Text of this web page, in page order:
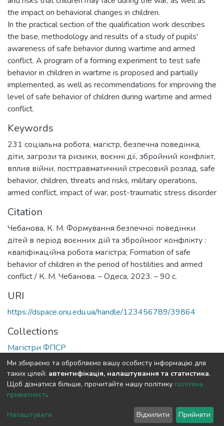
the impact on behavioral changes in children.
In the practical section of the qualification work describes
the base, methodology and results of a study of pupils'
awareness of safe behavior during wartime and armed
conflict. A program of a forming experiment to test safe
behavior in children in wartime is proposed and partially
implemented, as well as recommendations for improving the
level of safe behavior of children during wartime and armed
conflict.
Keywords
231 соціальна робота, магістр, безпечна поведінка,
діти, загрози та ризики, воєнні дії, збройний конфлікт,
вплив війни, посттравматичний стресовий розлад, safe
behavior, children, threats and risks, military operations,
armed conflict, impact of war, post-traumatic stress disorder
Citation
Чебанова, К. М. Формування безпечної поведінки
дітей в період воєнних дій та збройноог конфлікту :
кваліфікаційна робота магістра; Formation of safe
behavior of children in the period of hostilities and armed
conflict / К. М. Чебанова. – Одеса, 2023. – 90 с.
URI
https://dspace.onu.edu.ua/handle/123456789/39864
Collections
Магістри ФПСР
Full item page
Cookie
End User
Agreement
Send
Feedback
Ми збираємо та обробляємо вашу особисту інформацію для
таких цілей: автентифікація, налаштування та статистика.
Щоб дізнатися більше, прочитайте нашу політику політика
приватності.
Налаштувати Відхилити Прийняти